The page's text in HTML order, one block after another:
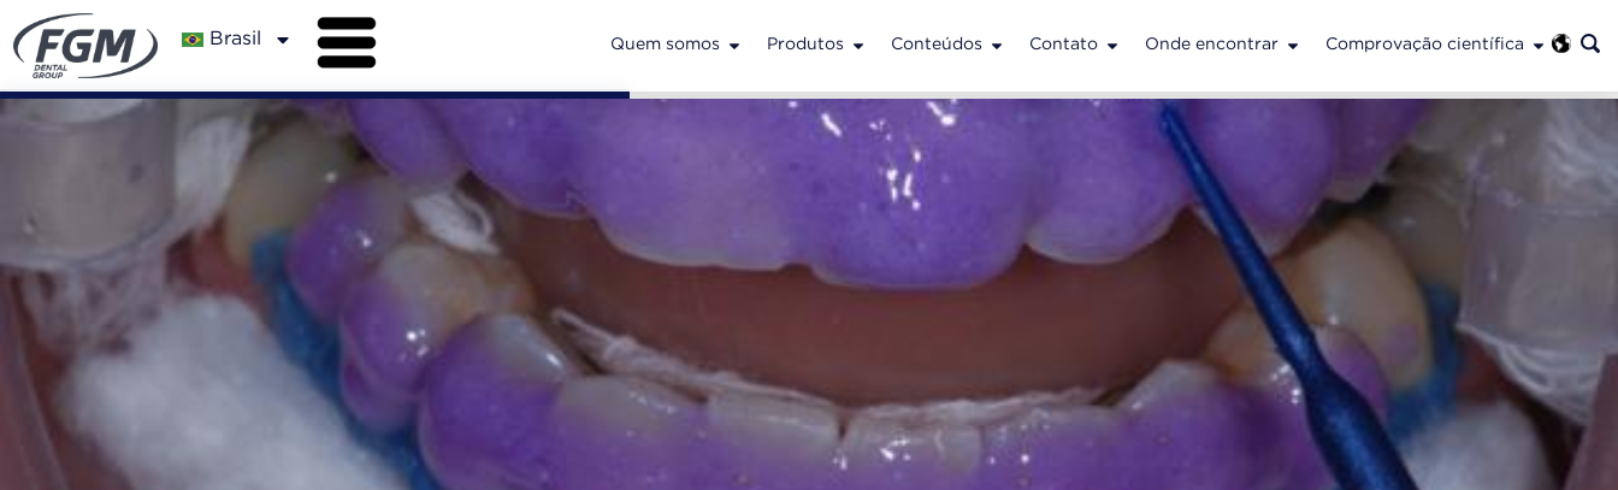
Brasil Quem somos Produtos Conteúdos Contato Onde encontrar Comprovação científica